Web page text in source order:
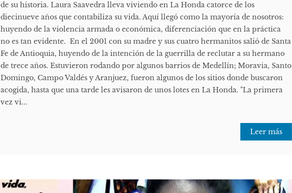
de su historia. Laura Saavedra lleva viviendo en La Honda catorce de los
diecinueve años que contabiliza su vida. Aquí llegó como la mayoría de nosotros:
huyendo de la violencia armada o económica, diferenciación que en la práctica
no es tan evidente. En el 2001 con su madre y sus cuatro hermanitos salió de Santa
Fe de Antioquia, huyendo de la intención de la guerrilla de reclutar a su hermano
de trece años. Estuvieron rodando por algunos barrios de Medellín; Moravia, Santo
Domingo, Campo Valdés y Aranjuez, fueron algunos de los sitios donde buscaron
acogida, hasta que una tarde les avisaron de unos lotes en La Honda. "La primera
vez vi...
Leer más